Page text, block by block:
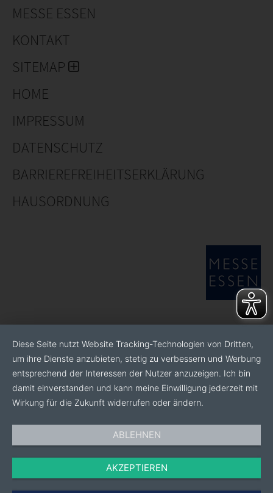
MESSE ESSEN
KONTAKT
SITEMAP
HOME
IMPRESSUM
DATENSCHUTZ
BARRIEREFREIHEITSERKLÄRUNG
HAUSORDNUNG
Diese Seite nutzt Website Tracking-Technologien von Dritten,
um ihre Dienste anzubieten, stetig zu verbessern und Werbung
entsprechend der Interessen der Nutzer anzuzeigen. Ich bin
damit einverstanden und kann meine Einwilligung jederzeit mit
Wirkung für die Zukunft widerrufen oder ändern.
ABLEHNEN
AKZEPTIEREN